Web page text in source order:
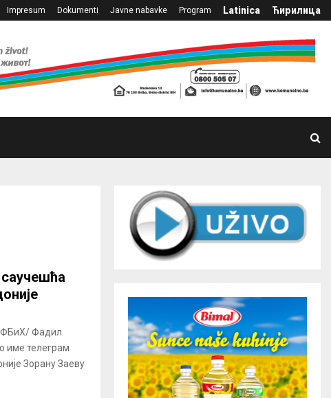
Impresum Dokumenti Javne nabavke Program Latinica Ћирилица
ФБиХ/ Фадил
име телеграм
Зорану Заеву